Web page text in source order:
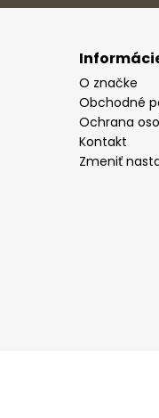
O značke
Obchodné
Ochrana
Kontakt
Zmeniť